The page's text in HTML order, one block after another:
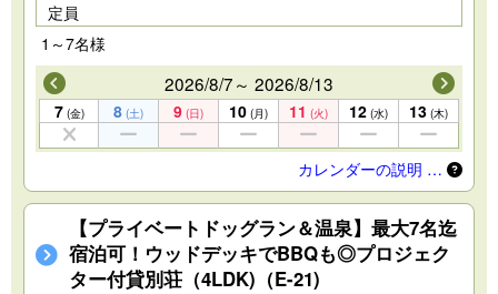
定員
1～7名様
2026/8/7～ 2026/8/13
7 (金) 8 (土) 9 (日) 10 (月) 11 (火) 12 (水) 13 (木)
カレンダーの説明 …
【プライベートドッグラン＆温泉】最大7名迄
宿泊可！ウッドデッキでBBQも◎プロジェク
ター付貸別荘（4LDK)（E-21)